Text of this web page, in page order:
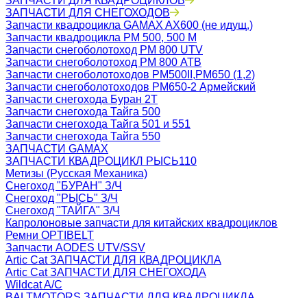
ЗАПЧАСТИ ДЛЯ СНЕГОХОДОВ
Запчасти квадроцикла GAMAX AX600 (не идущ.)
Запчасти квадроцикла РМ 500, 500 М
Запчасти снегоболотоход РМ 800 UTV
Запчасти снегоболотоход РМ 800 АТВ
Запчасти снегоболотоходов РМ500II,РМ650 (1,2)
Запчасти снегоболотоходов РМ650-2 Армейский
Запчасти снегохода Буран 2Т
Запчасти снегохода Тайга 500
Запчасти снегохода Тайга 501 и 551
Запчасти снегохода Тайга 550
ЗАПЧАСТИ GAMAX
ЗАПЧАСТИ КВАДРОЦИКЛ РЫСЬ110
Метизы (Русская Механика)
Снегоход "БУРАН" З/Ч
Снегоход "РЫСЬ" З/Ч
Снегоход "ТАЙГА" З/Ч
Капролоновые запчасти для китайских квадроциклов
Ремни OPTIBELT
Запчасти AODES UTV/SSV
Artic Cat ЗАПЧАСТИ ДЛЯ КВАДРОЦИКЛА
Artic Cat ЗАПЧАСТИ ДЛЯ СНЕГОХОДА
Wildcat A/C